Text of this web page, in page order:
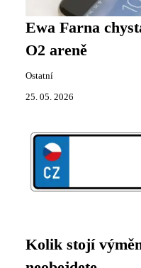
Ewa Farna
O2 areně
Ostatní
25. 05. 2026
Kolik stojí